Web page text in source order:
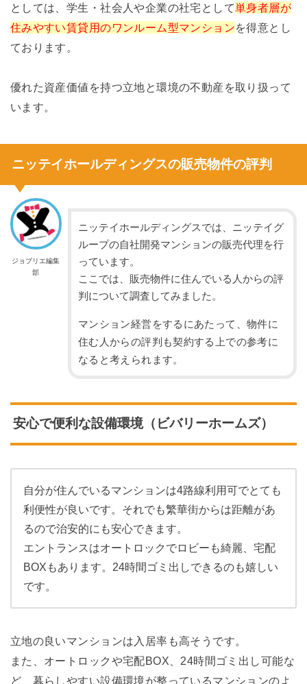
としては、学生・社会人や企業の社宅として単身者層が
住みやすい賃貸用のワンルーム型マンションを得意とし
ております。
優れた資産価値を持つ立地と環境の不動産を取り扱って
います。
ニッテイホールディングスの販売物件の評判
ジョブリエ編集
部
ニッテイホールディングスでは、ニッテイグ
ループの自社開発マンションの販売代理を行
っています。
ここでは、販売物件に住んでいる人からの評
判について調査してみました。
マンション経営をするにあたって、物件に
住む人からの評判も契約する上での参考に
なると考えられます。
安心で便利な設備環境（ビバリーホームズ）
自分が住んでいるマンションは4路線利用可でとても
利便性が良いです。それでも繁華街からは距離があ
るので治安的にも安心できます。
エントランスはオートロックでロビーも綺麗、宅配
BOXもあります。24時間ゴミ出しできるのも嬉しい
です。
立地の良いマンションは入居率も高そうです。
また、オートロックや宅配BOX、24時間ゴミ出し可能な
ど、暮らしやすい設備環境が整っているマンションのよ